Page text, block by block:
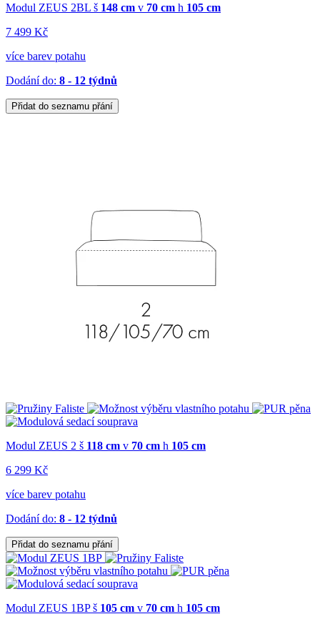
Modul ZEUS 2BL š 148 cm v 70 cm h 105 cm
7 499 Kč
více barev potahu
Dodání do: 8 - 12 týdnů
Přidat do seznamu přání
Modul ZEUS 2 š 118 cm v 70 cm h 105 cm
6 299 Kč
více barev potahu
Dodání do: 8 - 12 týdnů
Přidat do seznamu přání
Modul ZEUS 1BP š 105 cm v 70 cm h 105 cm